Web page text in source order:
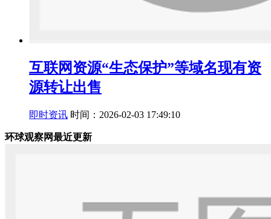
互联网资源“生态保护”等域名现有资
源转让出售
即时资讯 时间：2026-02-03 17:49:10
环球观察网最近更新